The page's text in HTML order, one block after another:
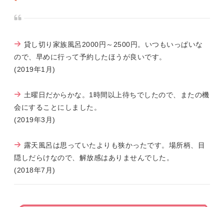
貸し切り家族風呂2000円～2500円。いつもいっぱいな
ので、早めに行って予約したほうが良いです。
(2019年1月)
土曜日だからかな。1時間以上待ちでしたので、またの機
会にすることにしました。
(2019年3月)
露天風呂は思っていたよりも狭かったです。場所柄、目
隠しだらけなので、解放感はありませんでした。
(2018年7月)